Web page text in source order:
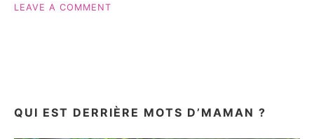
LEAVE A COMMENT
&
AVIS
QUI EST DERRIÈRE MOTS D’MAMAN ?